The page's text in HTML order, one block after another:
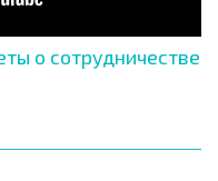
о сотрудничестве